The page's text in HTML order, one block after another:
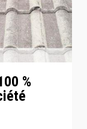
%